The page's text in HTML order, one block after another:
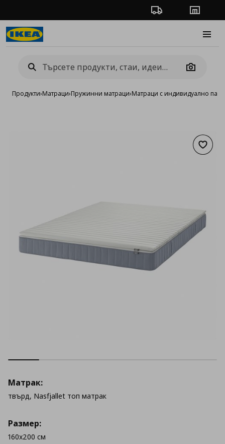
Проследяване на
Camera
Продукти›Матраци›Пружинни матраци›Матраци с индивидуално
Матрак:
твърд, Nasfjallet топ матрак
Размер:
160x200 см